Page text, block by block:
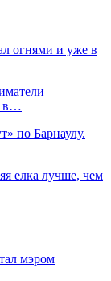
огнями и уже в
в…
по Барнаулу.
елка лучше, чем
мэром